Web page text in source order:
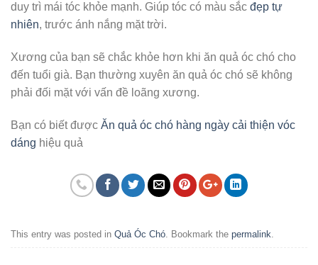
duy trì mái tóc khỏe mạnh. Giúp tóc có màu sắc đẹp tự
nhiên, trước ánh nắng mặt trời.
Xương của bạn sẽ chắc khỏe hơn khi ăn quả óc chó cho
đến tuổi già. Bạn thường xuyên ăn quả óc chó sẽ không
phải đối mặt với vấn đề loãng xương.
Bạn có biết được Ăn quả óc chó hàng ngày cải thiện vóc
dáng hiệu quả
This entry was posted in Quả Óc Chó. Bookmark the permalink.